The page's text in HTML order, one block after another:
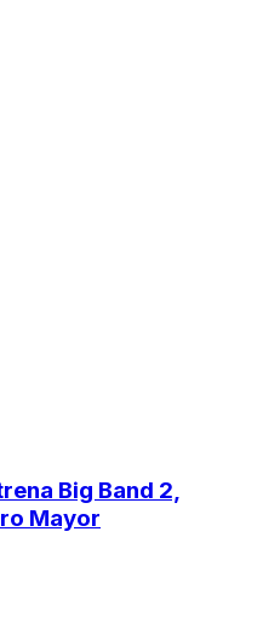
Big Band 2,
Mayor